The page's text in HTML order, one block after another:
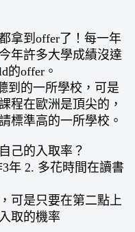
拿到offer了！每一年
年許多大學成績沒達
的offer。
到的一所學校，可是
程在歐洲是頂尖的，
標準高的一所學校。
己的入取率？
年 2. 多花時間在讀書
可是只要在第二點上
取的機率